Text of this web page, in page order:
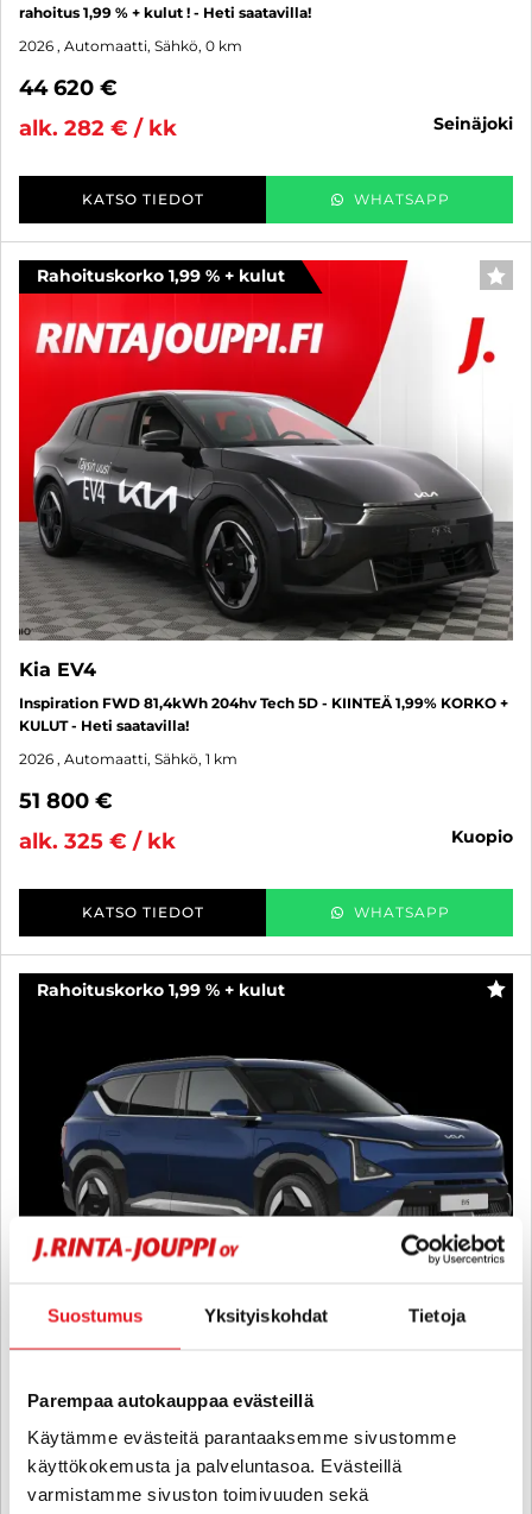
Suostumus Yksityiskohdat Tietoja
Parempaa autokauppaa evästeillä
Käytämme evästeitä parantaaksemme sivustomme
käyttökokemusta ja palveluntasoa. Evästeillä
varmistamme sivuston toimivuuden sekä
rahoitus 1,99 % + kulut ! - Heti saatavilla!
2026 , Automaatti, Sähkö, 0 km
44 620 €
alk. 282 € / kk
seinäjoki
KATSO TIEDOT WHATSAPP
Rahoituskorko 1,99 % + kulut
Kia EV4
Inspiration FWD 81,4kWh 204hv Tech 5D - KIINTEÄ 1,99% KORKO +
KULUT - Heti saatavilla!
2026 , Automaatti, Sähkö, 1 km
51 800 €
alk. 325 € / kk
kuopio
KATSO TIEDOT WHATSAPP
Rahoituskorko 1,99 % + kulut
EV5 GT-Line AWD 81,4kWh 265hv Tech - KIINTEÄ 1,99% KORKO +
KULUT - EV5 nyt nelivedolla! - Heti saatavilla!
2026 , Automaatti, Sähkö, 1 km